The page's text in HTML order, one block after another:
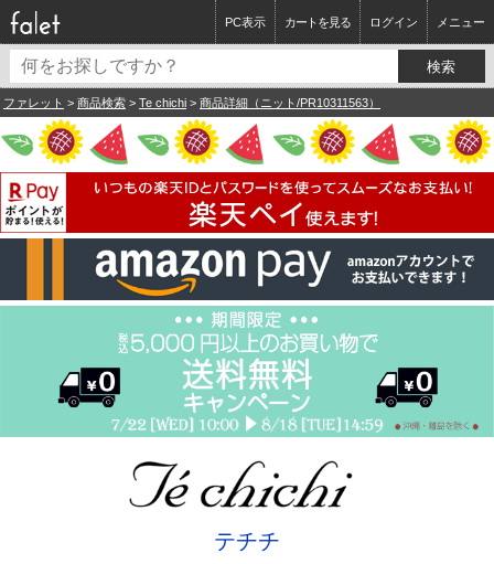
ログイン メニュー
カートを見る
PC表示
ファレット > 商品検索 > Te chichi > 商品詳細（ニット/PR10311563）
テチチ